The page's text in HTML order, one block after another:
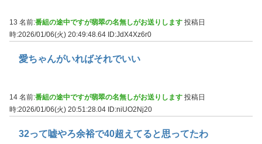
13 名前:番組の途中ですが翡翠の名無しがお送りします 投稿日
時:2026/01/06(火) 20:49:48.64 ID:JdX4Xz6r0
愛ちゃんがいればそれでいい
14 名前:番組の途中ですが翡翠の名無しがお送りします 投稿日
時:2026/01/06(火) 20:51:28.04 ID:niUO2Nj20
32って嘘やろ余裕で40超えてると思ってたわ